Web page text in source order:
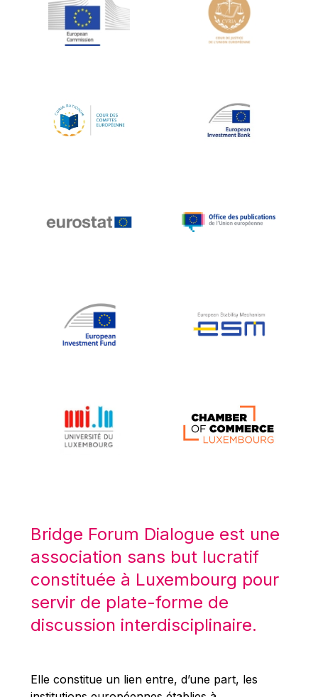
Jean-Louis Schiltz
Jean-Victor Louis
Johnny Åkerholm
Katharien L.C. Hunt
Klaus-Heiner Lehne
Koen LENAERTS
Lars Heikensten
Lucas Papademos
Máire Geoghegan-Quinn
Mario Centeno
Mario Monti
Maroš ŠEFČOVIČ
Martin Bailey
Martine Reicherts
Michael Sohlman
Bridge Forum Dialogue est une
association sans but lucratif
constituée à Luxembourg pour
servir de plate-forme de
discussion interdisciplinaire.
Elle constitue un lien entre, d’une part, les